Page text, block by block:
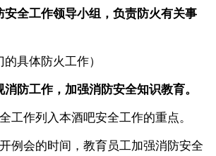
安全工作领导小组，负责防火有关事
具体防火工作）
防工作，加强消防安全知识教育。
作列入本酒吧安全工作的重点。
会的时间，教育员工加强消防安全